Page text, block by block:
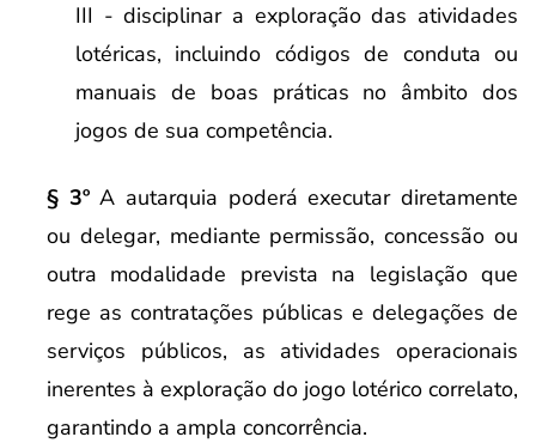
III - disciplinar a exploração das atividades
lotéricas, incluindo códigos de conduta ou
manuais de boas práticas no âmbito dos
jogos de sua competência.
§ 3ºA autarquia poderá executar diretamente
ou delegar, mediante permissão, concessão ou
outra modalidade prevista na legislação que
rege as contratações públicas e delegações de
serviços públicos, as atividades operacionais
inerentes à exploração do jogo lotérico correlato,
garantindo a ampla concorrência.